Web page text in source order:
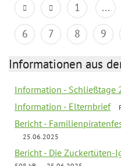
1 ...
6
7 8 9
Informationen aus
Information - Schließtage
Information - Elternbrief
Bericht -
25.06.2025
Bericht - Die Zuckertüten-